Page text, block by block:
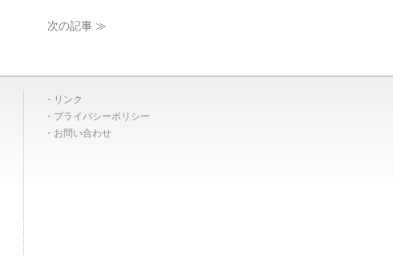
次の記事 ≫
リンク
プライバシーポリシー
お問い合わせ